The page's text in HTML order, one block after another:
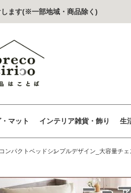
ます(※一部地域・商品除く)
マット インテリア雑貨・飾り 生
ンパクトベッドシンプルデザイン_大容量チ